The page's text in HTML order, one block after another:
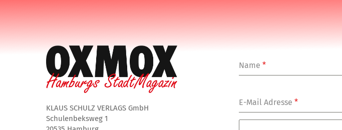
KLAUS SCHULZ VERLAGS GmbH
Schulenbeksweg 1
Name*
E-Mail Adresse*